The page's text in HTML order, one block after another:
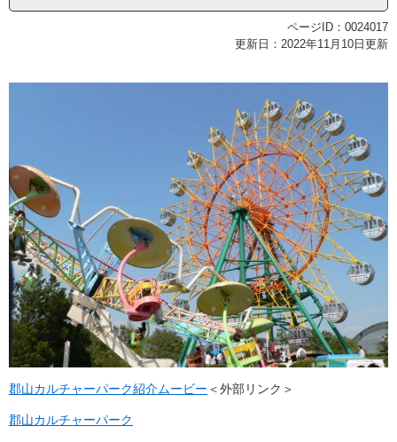
ページID：0024017
更新日：2022年11月10日更新
郡山カルチャーパーク紹介ムービー ＜外部リンク＞
郡山カルチャーパーク